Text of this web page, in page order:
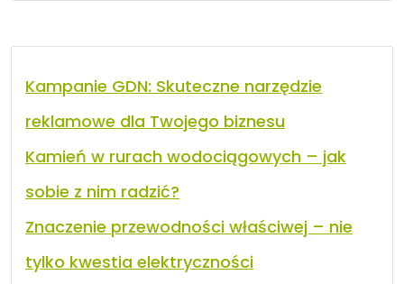
Kampanie GDN: Skuteczne narzędzie
reklamowe dla Twojego biznesu
Kamień w rurach wodociągowych – jak
sobie z nim radzić?
Znaczenie przewodności właściwej – nie
tylko kwestia elektryczności